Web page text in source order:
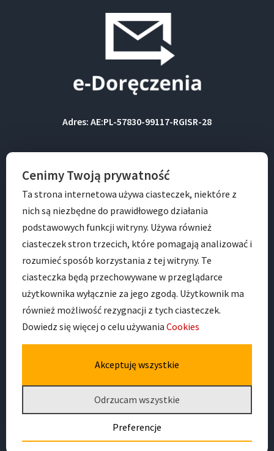
Adres: AE:PL-57830-99117-RGISR-28
BIP
ADRES
Przedszkole Nr 41 im. Jana Pawła II
ul. Dobra 16
Deklaracja dostępności
Cenimy Twoją prywatność
Ta strona internetowa używa ciasteczek, niektóre z
nich są niezbędne do prawidłowego działania
podstawowych funkcji witryny. Używa również
ciasteczek stron trzecich, które pomagają analizować i
rozumieć sposób korzystania z tej witryny. Te
ciasteczka będą przechowywane w przeglądarce
użytkownika wyłącznie za jego zgodą. Użytkownik ma
również możliwość rezygnacji z tych ciasteczek.
Dowiedz się więcej o celu używania Cookies
Akceptuję wszystkie
Odrzucam wszystkie
Preferencje